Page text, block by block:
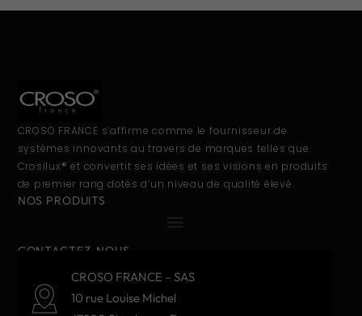
CROSO FRANCE s’affirme comme le fournisseur de
systèmes innovants au travers de marques telles que
Crosilux® et convertit ses idées et ses visions en produits
de premier rang dotés d’un niveau de qualité élevé.
NOS PRODUITS
CONTACTEZ-NOUS
CROSO FRANCE – SAS
10 rue Louise Michel